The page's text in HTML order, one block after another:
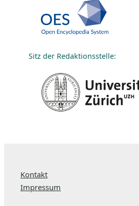
Sitz der Redaktionsstelle:
Kontakt
Impressum